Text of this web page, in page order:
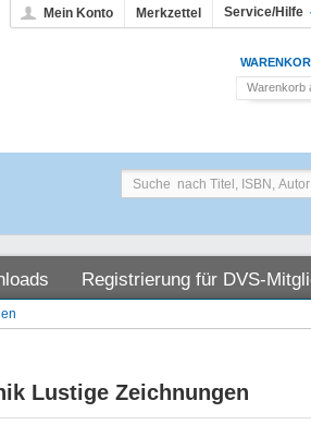
Mein Konto Merkzettel Service/Hilfe
Warenkorb
Registrierung für DVS-
Lustige Zeichnungen